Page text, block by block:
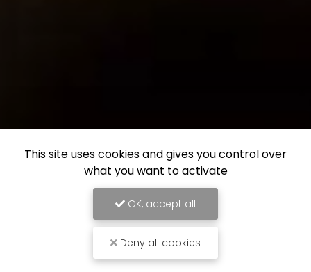
This site uses cookies and gives you control over
what you want to activate
OK, accept all
Deny all cookies